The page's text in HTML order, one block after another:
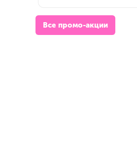
Все промо-акции